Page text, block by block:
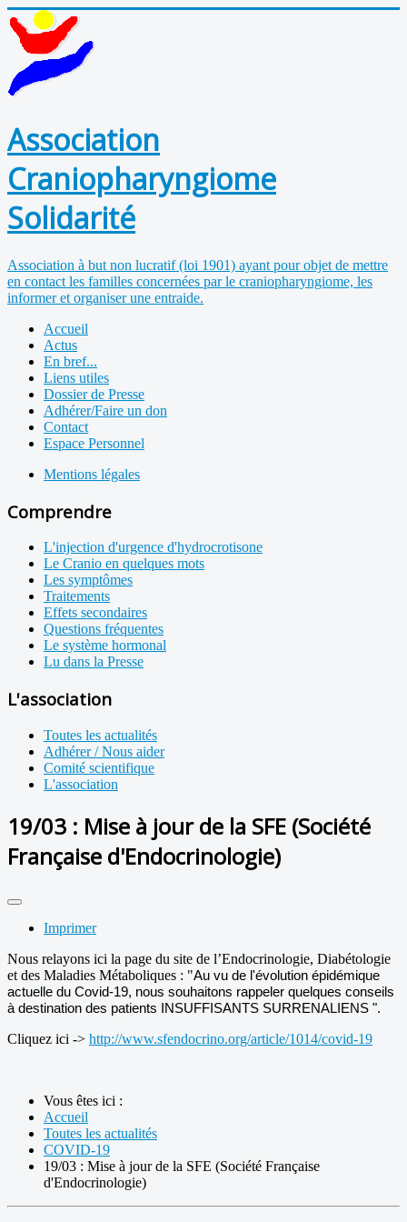
Association
Craniopharyngiome
Solidarité
Association à but non lucratif (loi 1901) ayant pour objet de mettre
en contact les familles concernées par le craniopharyngiome, les
informer et organiser une entraide.
Accueil
Actus
En bref...
Liens utiles
Dossier de Presse
Adhérer/Faire un don
Contact
Espace Personnel
Mentions légales
Comprendre
L'injection d'urgence d'hydrocrotisone
Le Cranio en quelques mots
Les symptômes
Traitements
Effets secondaires
Questions fréquentes
Le système hormonal
Lu dans la Presse
L'association
Toutes les actualités
Adhérer / Nous aider
Comité scientifique
L'association
19/03 : Mise à jour de la SFE (Société
Française d'Endocrinologie)
Imprimer
Nous relayons ici la page du site de l’Endocrinologie, Diabétologie
et des Maladies Métaboliques : "Au vu de l'évolution épidémique
actuelle du Covid-19, nous souhaitons rappeler quelques conseils
à destination des patients INSUFFISANTS SURRENALIENS ".
Cliquez ici -> http://www.sfendocrino.org/article/1014/covid-19
Vous êtes ici :
Accueil
Toutes les actualités
COVID-19
19/03 : Mise à jour de la SFE (Société Française
d'Endocrinologie)